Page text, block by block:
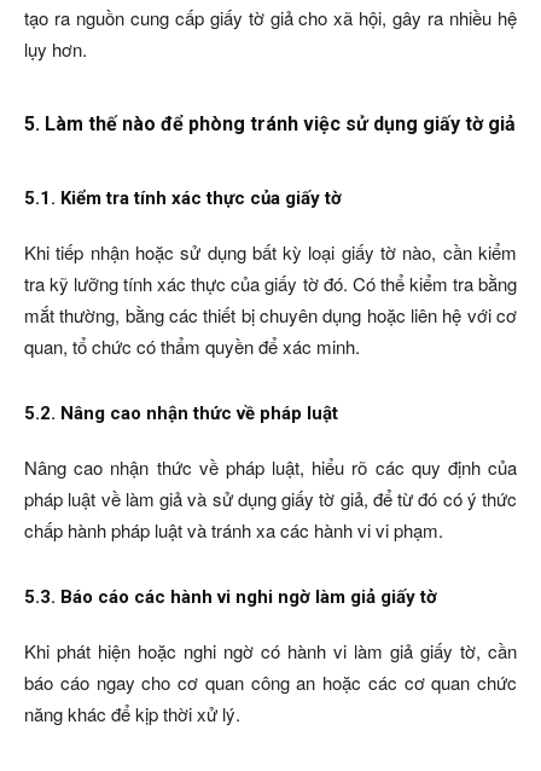
tạo ra nguồn cung cấp giấy tờ giả cho xã hội, gây ra nhiều hệ
lụy hơn.
5. Làm thế nào để phòng tránh việc sử dụng giấy tờ giả
5.1. Kiểm tra tính xác thực của giấy tờ
Khi tiếp nhận hoặc sử dụng bất kỳ loại giấy tờ nào, cần kiểm
tra kỹ lưỡng tính xác thực của giấy tờ đó. Có thể kiểm tra bằng
mắt thường, bằng các thiết bị chuyên dụng hoặc liên hệ với cơ
quan, tổ chức có thẩm quyền để xác minh.
5.2. Nâng cao nhận thức về pháp luật
Nâng cao nhận thức về pháp luật, hiểu rõ các quy định của
pháp luật về làm giả và sử dụng giấy tờ giả, để từ đó có ý thức
chấp hành pháp luật và tránh xa các hành vi vi phạm.
5.3. Báo cáo các hành vi nghi ngờ làm giả giấy tờ
Khi phát hiện hoặc nghi ngờ có hành vi làm giả giấy tờ, cần
báo cáo ngay cho cơ quan công an hoặc các cơ quan chức
năng khác để kịp thời xử lý.